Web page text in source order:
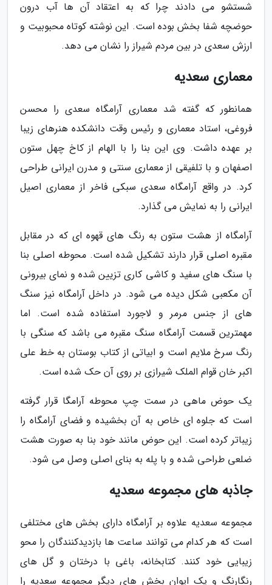
شستشو می دادند چرا که به اعتقاد آن ها آب درون
حوضچه شفا بخش بوده است. این نوشته کوتاه محبوبیت و
ارزش سعدی در بین مردم شیراز را نشان می دهد.
معماری سعدیه
همانطور که گفته شد معماری آرامگاه سعدی را محسن
فروغی، استاد معماری و رئیس وقت دانشکده هنرهای زیبا
بر عهده داشت. وی این بنا را با الهام از کاخ چهل ستون
اصفهان و با تلفیقی از معماری سنتی و مدرن ایرانی طراحی
کرد. در واقع آرامگاه سعدی سبکی فاخر از معماری اصیل
ایرانی را به نمایش می گذارد.
آرامگاه از هشت ستون به رنگ های قهوه ای که در مقابل
مقبره اصلی قرار دارند تشکیل شده است. محوطه اصلی بنا
با سنگ های سفید و کاشی کاری تزیین شده و نمای بیرونی
آن مکعبی شکل دیده می شود. در داخل آرامگاه نیز سنگ
های از جنس مرمر و لاجورد استفاده شده است. اما
مهمترین قسمت آرامگاه سنگ مقبره می باشد که سنگی با
رنگ سرخ ملایم است و ابیاتی از کتاب بوستان به خط علی
اکبر خان قوام الملک شیرازی بر روی آن حک شده است.
یک حوض ماهی در سمت چپ محوطه آرامگا قرار گرفته
است که جلوه ای خاص به آن بخشیده و فضای آرامگاه را
زیباتر کرده است. این حوض مانند خود بنا به صورت هشت
ضلعی طراحی شده و با پله به بنای اصلی وصل می شود.
جاذبه های مجموعه سعدیه
مجموعه سعدیه علاوه بر آرامگاه دارای بخش های مختلفی
است که هر کدام می توانند ساعت ها بازدیدکنندگان را محو
زیبایی خود کنند. کتابخانه، باغی با درختان و گل های
رنگارنگ و یک ایوان بخش های دیگر مجموعه سعدیه را